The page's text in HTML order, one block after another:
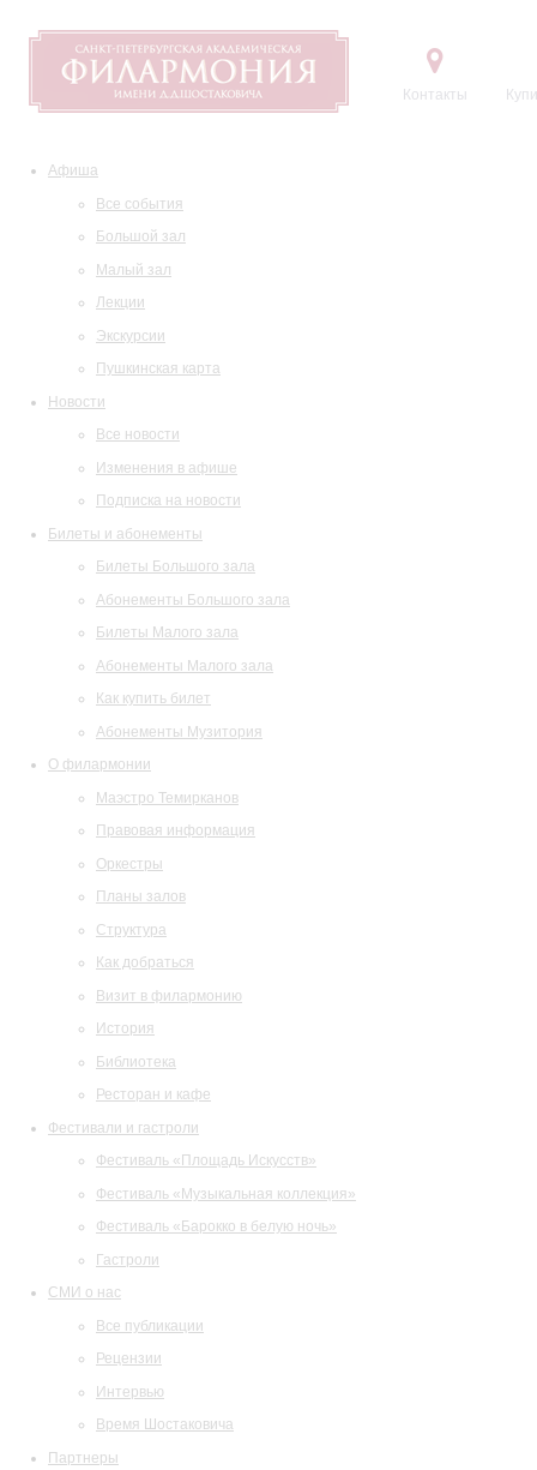
Контакты
Афиша
Все события
Большой зал
Малый зал
Лекции
Экскурсии
Пушкинская карта
Новости
Все новости
Изменения в афише
Подписка на новости
Билеты и абонементы
Билеты Большого зала
Абонементы Большого зала
Билеты Малого зала
Абонементы Малого зала
Как купить билет
Абонементы Музитория
О филармонии
Маэстро Темирканов
Правовая информация
Оркестры
Планы залов
Структура
Как добраться
Визит в филармонию
История
Библиотека
Ресторан и кафе
Фестивали и гастроли
Фестиваль «Площадь Искусств»
Фестиваль «Музыкальная коллекция»
Фестиваль «Барокко в белую ночь»
Гастроли
СМИ о нас
Все публикации
Рецензии
Интервью
Время Шостаковича
Партнеры